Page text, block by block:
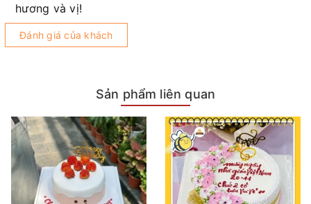
hương và vị!
Đánh giá của khách
Sản phẩm liên quan